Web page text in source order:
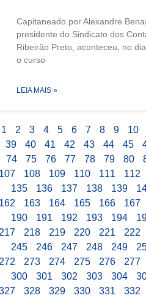
Capitaneado por Alexandre
presidente do Sindicato dos
Ribeirão Preto, aconteceu, no
o curso
LEIA MAIS »
1 2 3 4 5 6 7 8 9 10
39
40 41 42 43 44 45
74
75 76 77 78 79 80
107
108 109 110 111 112
135
136 137 138 139
162
163 164 165 166 167
190
191 192 193 194
217
218 219 220 221 222
245
246 247 248 249
272
273 274 275 276 277
300
301 302 303 304
328 329 330 331 332